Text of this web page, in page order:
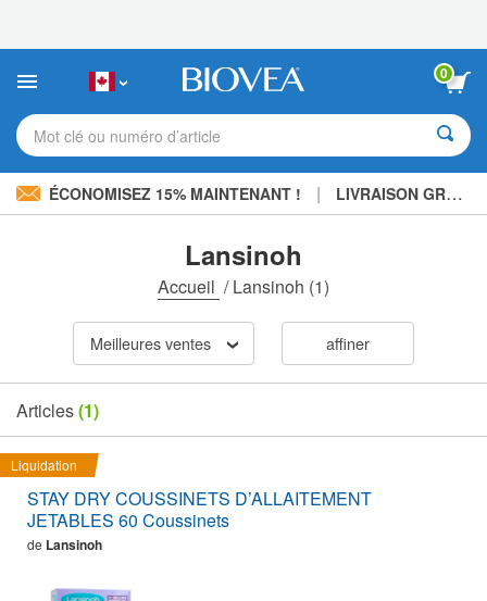
:
site
comprend
un
d'accessibilité.
0
Mot clé ou numéro d’article
ÉCONOMISEZ 15% MAINTENANT ! | LIVRAISON GRATUITE
Lansinoh
Accueil /Lansinoh (1)
Meilleures ventes affiner
Articles(1)
Liquidation
STAY DRY COUSSINETS D’ALLAITEMENT
JETABLES 60 Coussinets
de Lansinoh